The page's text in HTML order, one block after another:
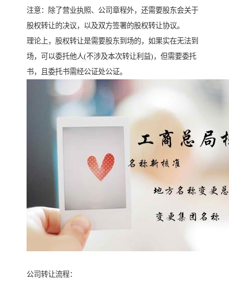
注意：除了营业执照、公司章程外，还需要股东会关于
股权转让的决议，以及双方签署的股权转让协议。
理论上，股权转让是需要股东到场的，如果实在无法到
场，可以委托他人(不涉及本次转让利益)，但需要委托
书，且委托书需经公证处公证。
公司转让流程：